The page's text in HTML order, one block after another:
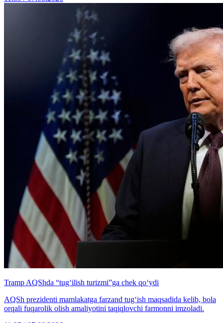
Tramp AQShda “tug‘ilish turizmi”ga chek qo‘ydi
AQSh prezidenti mamlakatga farzand tug‘ish maqsadida kelib, bola
orqali fuqarolik olish amaliyotini taqiqlovchi farmonni imzoladi.